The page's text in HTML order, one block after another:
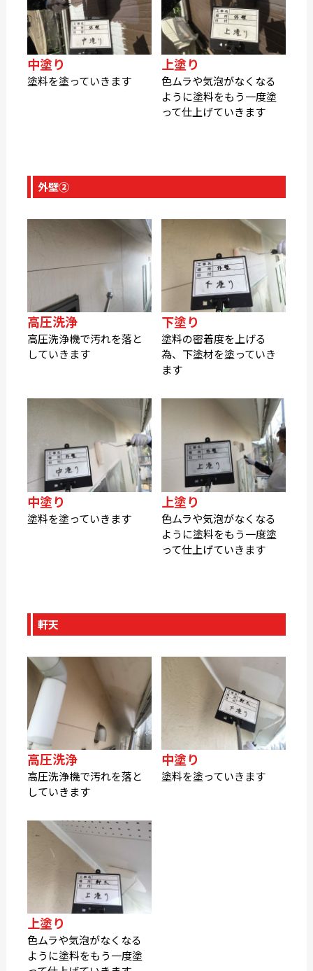
中塗り
塗料を塗っていきます
上塗り
色ムラや気泡がなくなる
ように塗料をもう一度塗
って仕上げていきます
外壁②
高圧洗浄
高圧洗浄機で汚れを落と
していきます
下塗り
塗料の密着度を上げる
為、下塗材を塗っていき
ます
中塗り
塗料を塗っていきます
上塗り
色ムラや気泡がなくなる
ように塗料をもう一度塗
って仕上げていきます
軒天
高圧洗浄
高圧洗浄機で汚れを落と
していきます
中塗り
塗料を塗っていきます
上塗り
色ムラや気泡がなくなる
ように塗料をもう一度塗